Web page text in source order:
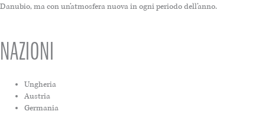
Danubio, ma con un’atmosfera nuova in ogni periodo dell’anno.
NAZIONI
Ungheria
Austria
Germania